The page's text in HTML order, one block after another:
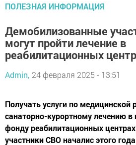
ПОЛЕЗНАЯ ИНФОРМАЦИЯ
Демобилизованные
могут пройти лечение в
реабилитационных
Admin, 24 февраля 2025 - 13:51
Получать услуги по медицинской
санаторно-курортному лечению
фонду реабилитационных
участники СВО началис этого